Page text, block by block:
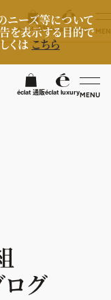
ニーズ等について
を表示する目的で
くはこちら
éclat 通販éclat luxuryMENU検
éclat 通販éclat luxury
グ